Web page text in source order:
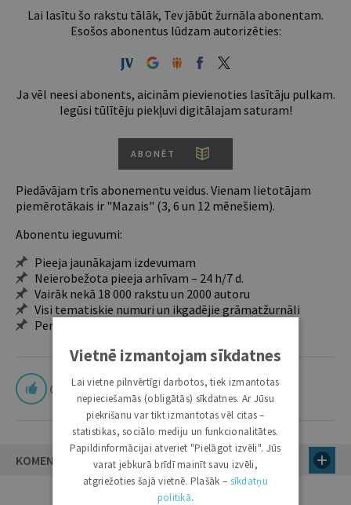
Lai lasītu šo rakstu tālāk, Tev jābūt žurnāla abonentam.
Esošos abonentus lūdzam autorizēties:
Ja vēl neesi abonents, aicinām pievienoties lasītāju pulkam.
Iegūsi tūlītēju piekļuvi digitālajam saturam!
ABONĒT
Piedāvājam trīs abonementu veidus. Vienam lietotājam
piemērotākais ir "Mazais" (3, 6 un 12 mēnešiem).
Abonentu ieguvumi:
Pieeja jaunākajam izdevumam
Neierobežota pieeja arhīvam – 24 h/7 d.
Vairāk nekā 18 000 rakstu un 2000 autoru
Visi tematiskie numuri un ikgadējie grāmatžurnāli
Personalizētās iespējas – piezīmes, citāti, mapes
0
KOMENTĀRI (2)
Vietnē izmantojam sīkdatnes
Lai vietne pilnvērtīgi darbotos, tiek izmantotas
nepieciešamās (obligātās) sīkdatnes. Ar Jūsu
piekrišanu var tikt izmantotas vēl citas –
statistikas, sociālo mediju un funkcionalitātes.
Papildinformācijai atveriet "Pielāgot izvēli". Jūs
varat jebkurā brīdī mainīt savu izvēli,
atgriežoties šajā vietnē. Plašāk – sīkdatņu
politikā.